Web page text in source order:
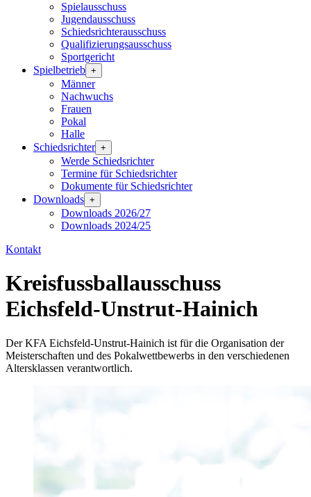
Spielausschuss
Jugendausschuss
Schiedsrichterausschuss
Qualifizierungsausschuss
Sportgericht
Spielbetrieb +
Männer
Nachwuchs
Frauen
Pokal
Halle
Schiedsrichter +
Werde Schiedsrichter
Termine für Schiedsrichter
Dokumente für Schiedsrichter
Downloads +
Downloads 2026/27
Downloads 2024/25
Kontakt
Kreisfussballausschuss
Eichsfeld-Unstrut-Hainich
Der KFA Eichsfeld-Unstrut-Hainich ist für die Organisation der
Meisterschaften und des Pokalwettbewerbs in den verschiedenen
Altersklassen verantwortlich.